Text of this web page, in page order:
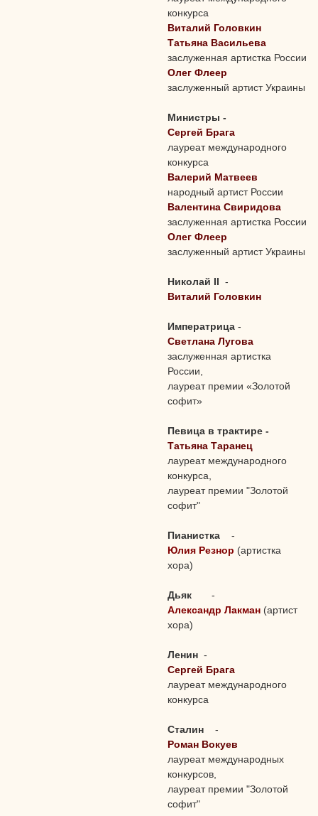
конкурса
Виталий Головкин
Татьяна Васильева
заслуженная артистка России
Олег Флеер
заслуженный артист Украины
Министры -
Сергей Брага
лауреат международного
конкурса
Валерий Матвеев
народный артист России
Валентина Свиридова
заслуженная артистка России
Олег Флеер
заслуженный артист Украины
Николай II -
Виталий Головкин
Императрица -
Светлана Лугова
заслуженная артистка
России,
лауреат премии «Золотой
софит»
Певица в трактире -
Татьяна Таранец
лауреат международного
конкурса,
лауреат премии "Золотой
софит"
Пианистка -
Юлия Резнор (артистка
хора)
Дьяк -
Александр Лакман (артист
хора)
Ленин -
Сергей Брага
лауреат международного
конкурса
Сталин -
Роман Вокуев
лауреат международных
конкурсов,
лауреат премии "Золотой
софит"